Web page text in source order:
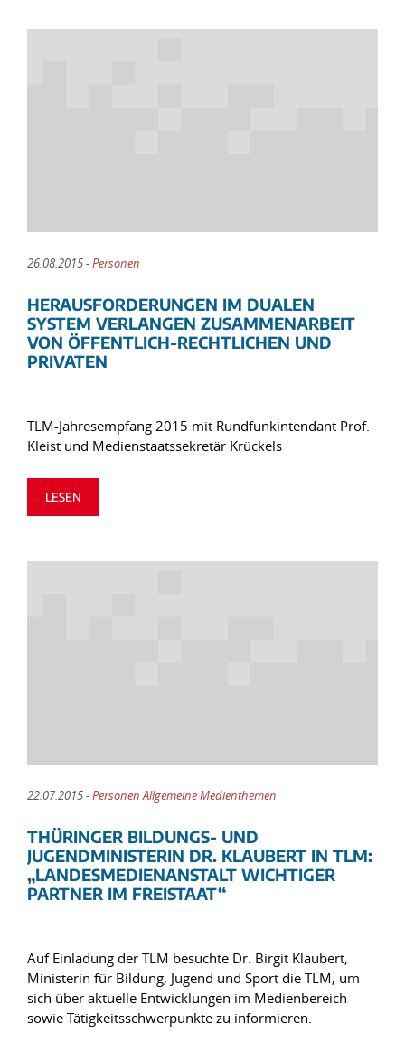
26.08.2015 -Personen
HERAUSFORDERUNGEN IM DUALEN
SYSTEM VERLANGEN ZUSAMMENARBEIT
VON ÖFFENTLICH-RECHTLICHEN UND
PRIVATEN
TLM-Jahresempfang 2015 mit Rundfunkintendant Prof.
Kleist und Medienstaatssekretär Krückels
LESEN
22.07.2015 -Personen Allgemeine Medienthemen
THÜRINGER BILDUNGS- UND
JUGENDMINISTERIN DR. KLAUBERT IN TLM:
„LANDESMEDIENANSTALT WICHTIGER
PARTNER IM FREISTAAT“
Auf Einladung der TLM besuchte Dr. Birgit Klaubert,
Ministerin für Bildung, Jugend und Sport die TLM, um
sich über aktuelle Entwicklungen im Medienbereich
sowie Tätigkeitsschwerpunkte zu informieren.